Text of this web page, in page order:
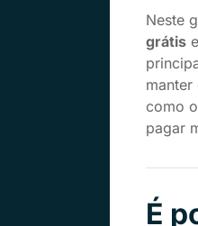
Neste
grátis
como o
pagar
É